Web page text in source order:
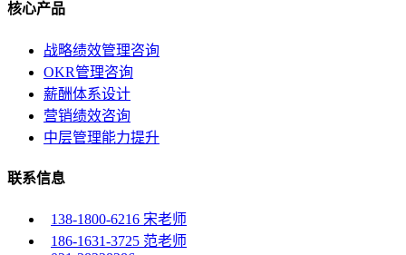
核心产品
战略绩效管理咨询
OKR管理咨询
薪酬体系设计
营销绩效咨询
中层管理能力提升
联系信息
138-1800-6216 宋老师
186-1631-3725 范老师